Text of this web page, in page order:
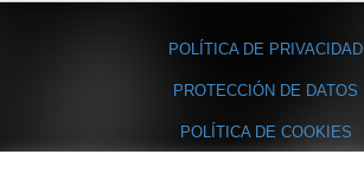
POLÍTICA DE PRIVACIDAD
PROTECCIÓN DE DATOS
POLÍTICA DE COOKIES